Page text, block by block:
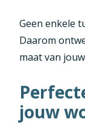
Geen enkele
Daarom
maat van
jouw